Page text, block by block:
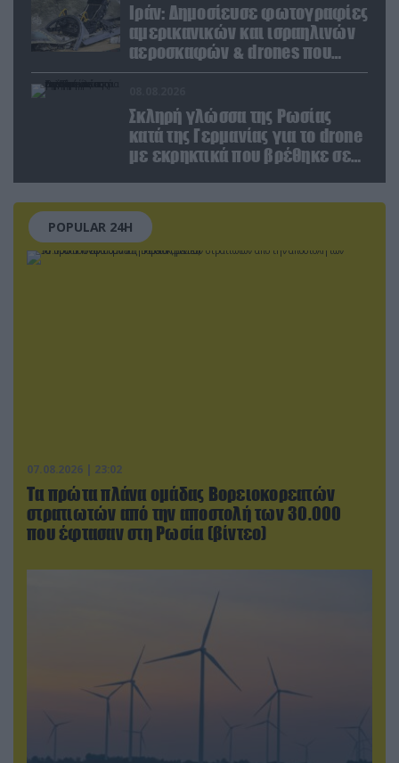
Ιράν: Δημοσίευσε φωτογραφίες
αμερικανικών και ισραηλινών
αεροσκαφών & drones που
καταρρίφθηκαν
Σκληρή γλώσσα της Ρωσίας
κατά της Γερμανίας για το drone
με εκρηκτικά που βρέθηκε σε
POPULAR 24H
07.08.2026 | 23:02
Τα πρώτα πλάνα ομάδας Βορειοκορεατών
στρατιωτών από την αποστολή των 30.000
που έφτασαν στη Ρωσία (βίντεο)